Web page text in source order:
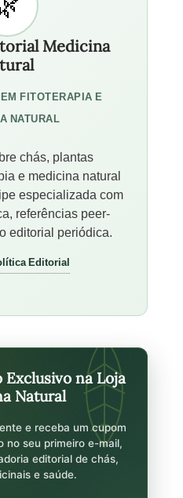
Medicina
FITOTERAPIA E
NATURAL
chás, plantas
e medicina natural
especializada com
referências peer-
editorial periódica.
Editorial
Exclusivo na Loja
Natural
e receba um cupom
no seu primeiro e-mail,
editorial de chás,
e saúde.